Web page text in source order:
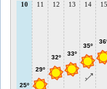
10
25º
11
29º
12
32º
13
33º
14
35º
15